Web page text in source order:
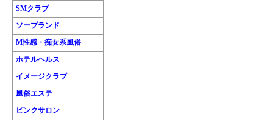
SMクラブ
ソープランド
M性感・痴女系風俗
ホテルヘルス
イメージクラブ
風俗エステ
ピンクサロン